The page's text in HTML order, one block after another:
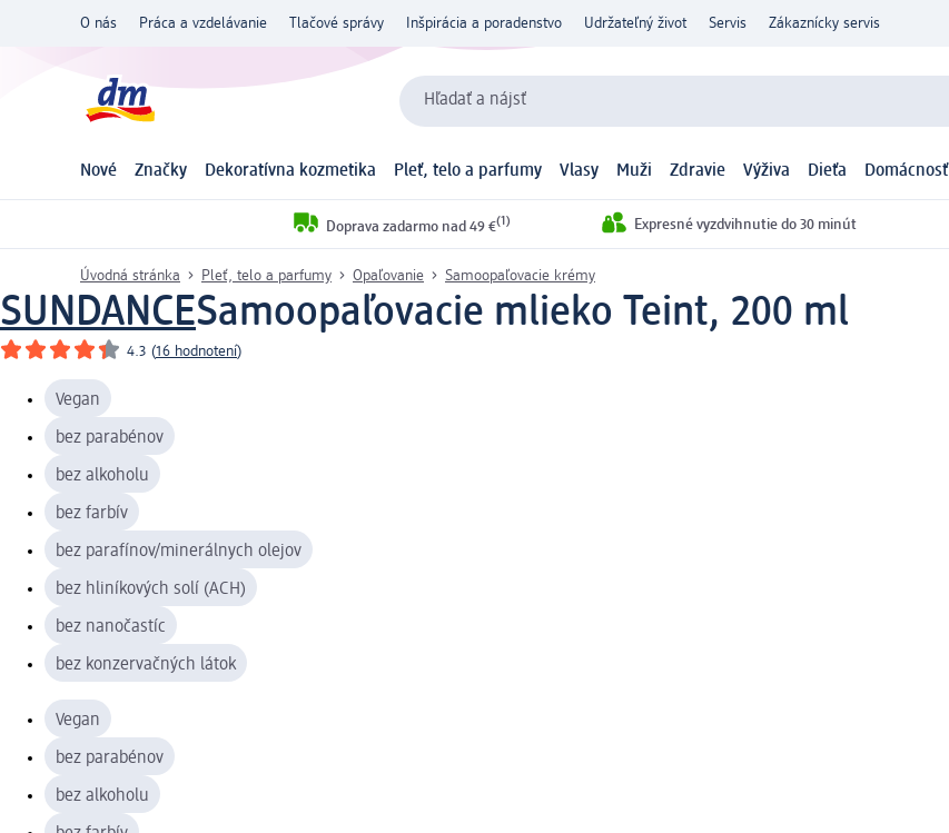
O nás Práca a vzdelávanie Tlačové správy Inšpirácia a poradenstvo Udržateľný život Servis Zákaznícky servis
Hľadať a nájsť
Nové Značky Dekoratívna kozmetika Pleť, telo a parfumy Vlasy Muži Zdravie Výživa Dieťa Domácnosť
Doprava zadarmo nad 49 €(1) Expresné vyzdvihnutie do 30 minút
Úvodná stránka Pleť, telo a parfumy Opaľovanie Samoopaľovacie krémy
SUNDANCESamoopaľovacie mlieko Teint, 200 ml
4.3 (16 hodnotení)
Vegan
bez parabénov
bez alkoholu
bez farbív
bez parafínov/minerálnych olejov
bez hliníkových solí (ACH)
bez nanočastíc
bez konzervačných látok
Vegan
bez parabénov
bez alkoholu